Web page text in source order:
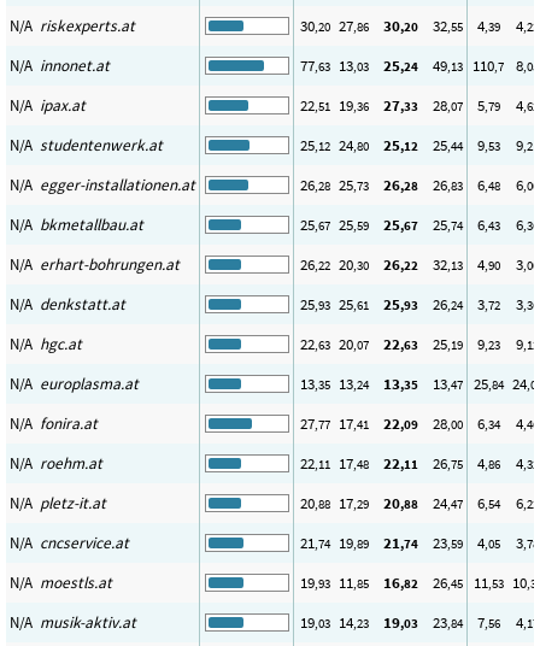
N/A riskexperts.at 30,20 27,86 30,20 32,55 4,39 4,22
N/A innonet.at 77,63 13,03 25,24 49,13 110,7 8,05
N/A ipax.at 22,51 19,36 27,33 28,07 5,79 4,62
N/A studentenwerk.at 25,12 24,80 25,12 25,44 9,53 9,21
N/A egger-installationen.at 26,28 25,73 26,28 26,83 6,48 6,00
N/A bkmetallbau.at 25,67 25,59 25,67 25,74 6,43 6,36
N/A erhart-bohrungen.at 26,22 20,30 26,22 32,13 4,90 3,00
N/A denkstatt.at 25,93 25,61 25,93 26,24 3,72 3,36
N/A hgc.at 22,63 20,07 22,63 25,19 9,23 9,12
N/A europlasma.at 13,35 13,24 13,35 13,47 25,84 24
N/A fonira.at 27,77 17,41 22,09 28,00 6,34 4,46
N/A roehm.at 22,11 17,48 22,11 26,75 4,86 4,32
N/A pletz-it.at 20,88 17,29 20,88 24,47 6,54 6,22
N/A cncservice.at 21,74 19,89 21,74 23,59 4,05 3,78
N/A moestls.at 19,93 11,85 16,82 26,45 11,53 10
N/A musik-aktiv.at 19,03 14,23 19,03 23,84 7,56 4,17